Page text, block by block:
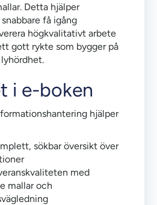
Detta hjälper
få igång
högkvalitativt arbete
gott rykte som bygger på
i e-boken
hjälper
sökbar översikt över
med
mallar och